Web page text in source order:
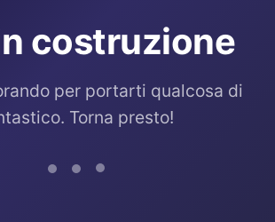
costruzione
per portarti qualcosa di
Torna presto!